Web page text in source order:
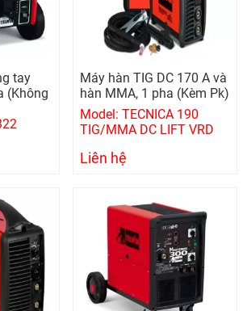
tay
(Không
Máy hàn TIG DC 170 A và
hàn MMA, 1 pha (Kèm Pk)
Model: TECNICA 190
TIG/MMA DC LIFT VRD
Liên hệ